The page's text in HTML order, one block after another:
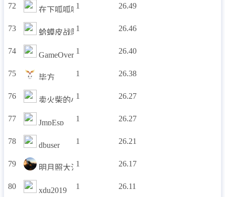
72 在下呱呱呱
1 26.49
73 蛤蟆皮战队
1 26.46
74 GameOver 1 26.40
75 毕方 1 26.38
76 卖火柴的小男孩
1 26.27
77 JmpEsp 1 26.27
78 dbuser 1 26.21
79 明月照大江1024
1 26.17
80 xdu2019 1 26.11